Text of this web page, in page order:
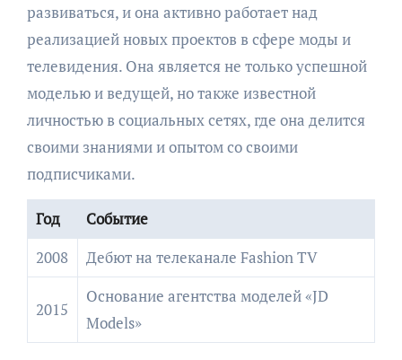
развиваться, и она активно работает над
реализацией новых проектов в сфере моды и
телевидения. Она является не только успешной
моделью и ведущей, но также известной
личностью в социальных сетях, где она делится
своими знаниями и опытом со своими
подписчиками.
Год
Событие
2008
Дебют на телеканале Fashion TV
2015
Основание агентства моделей «JD
Models»